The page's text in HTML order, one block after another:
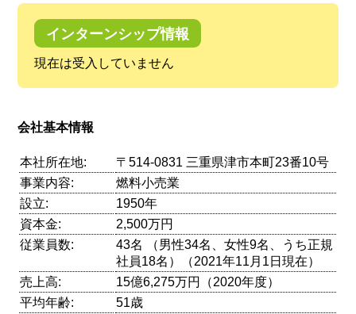
インターンシップ情報
現在は受入していません
会社基本情報
本社所在地:
〒514-0831 三重県津市本町23番10号
事業内容:
燃料小売業
設立:
1950年
資本金:
2,500万円
従業員数:
43名 （男性34名、女性9名、うち正規
社員18名）（2021年11月1日現在）
売上高:
15億6,275万円（2020年度）
平均年齢:
51歳